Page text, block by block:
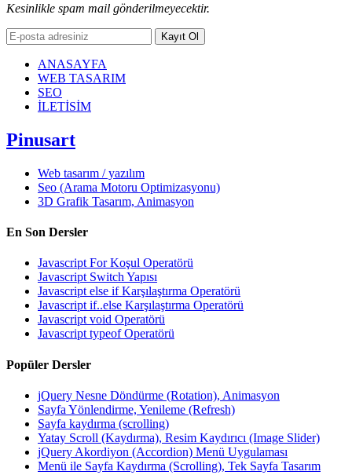
Kesinlikle spam mail gönderilmeyecektir.
Kayıt Ol
ANASAYFA
WEB TASARIM
SEO
İLETİSİM
Pinusart
Web tasarım / yazılım
Seo (Arama Motoru Optimizasyonu)
3D Grafik Tasarım, Animasyon
En Son Dersler
Javascript For Koşul Operatörü
Javascript Switch Yapısı
Javascript else if Karşılaştırma Operatörü
Javascript if..else Karşılaştırma Operatörü
Javascript void Operatörü
Javascript typeof Operatörü
Popüler Dersler
jQuery Nesne Döndürme (Rotation), Animasyon
Sayfa Yönlendirme, Yenileme (Refresh)
Sayfa kaydırma (scrolling)
Yatay Scroll (Kaydırma), Resim Kaydırıcı (Image Slider)
jQuery Akordiyon (Accordion) Menü Uygulaması
Menü ile Sayfa Kaydırma (Scrolling), Tek Sayfa Tasarım